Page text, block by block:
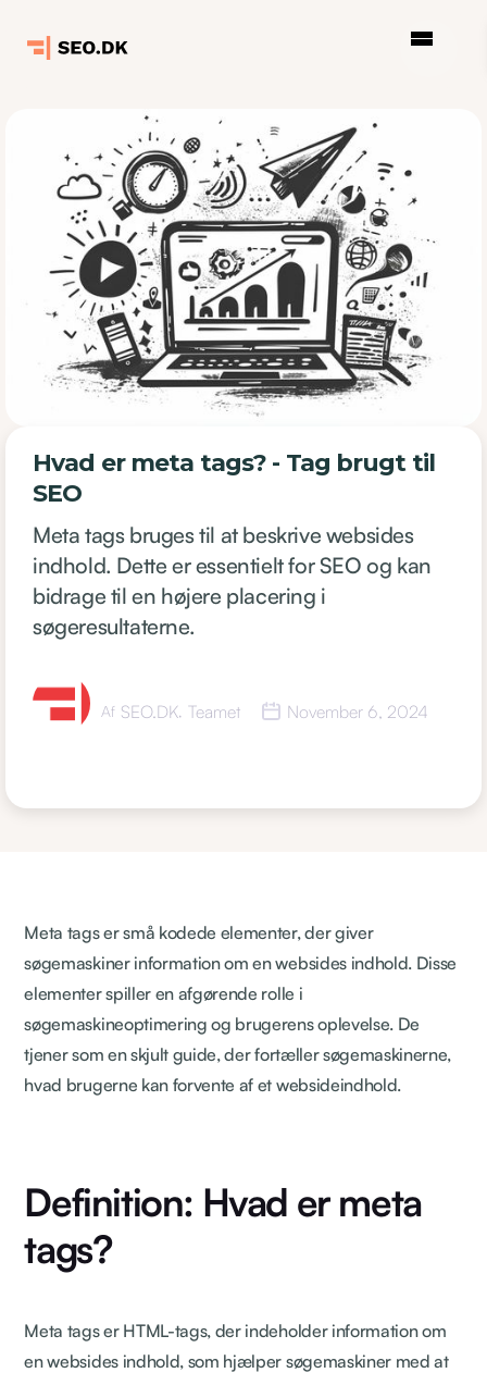
Hvad er meta tags? - Tag brugt til
SEO
Meta tags bruges til at beskrive websides
indhold. Dette er essentielt for SEO og kan
bidrage til en højere placering i
søgeresultaterne.
Af SEO.DK Teamet November 6, 2024
Meta tags er små kodede elementer, der giver
søgemaskiner information om en websides indhold. Disse
elementer spiller en afgørende rolle i
søgemaskineoptimering og brugerens oplevelse. De
tjener som en skjult guide, der fortæller søgemaskinerne,
hvad brugerne kan forvente af et websideindhold.
Definition: Hvad er meta
tags?
Meta tags er HTML-tags, der indeholder information om
en websides indhold, som hjælper søgemaskiner med at